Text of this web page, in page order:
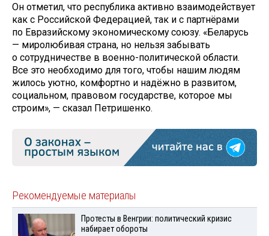
Он отметил, что республика активно взаимодействует
как с Российской Федерацией, так и с партнёрами
по Евразийскому экономическому союзу. «Беларусь
— миролюбивая страна, но нельзя забывать
о сотрудничестве в военно-политической области.
Все это необходимо для того, чтобы нашим людям
жилось уютно, комфортно и надёжно в развитом,
социальном, правовом государстве, которое мы
строим», — сказал Петришенко.
Рекомендуемые материалы
Протесты в Венгрии: политический кризис
набирает обороты